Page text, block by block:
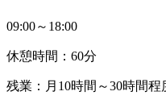
09:00～18:00
休憩時間：60分
残業：月10時間～30時間程